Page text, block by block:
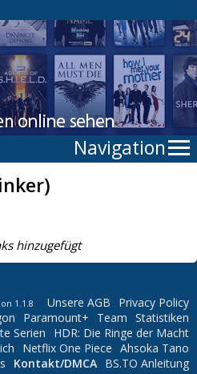
Navigation
hinzugefügt
1.1.8 Privacy Policy
Unsere AGB
Statistiken
Team
Paramount+
HDR: Die Ringe der Macht
Serien
Ahsoka Tano
Netflix One Piece
BS.TO Anleitung
Kontakt/DMCA